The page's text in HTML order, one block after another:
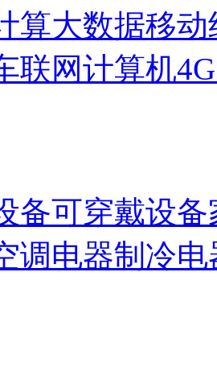
算大数据移动
联网计算机
备可穿戴设备
调电器制冷电